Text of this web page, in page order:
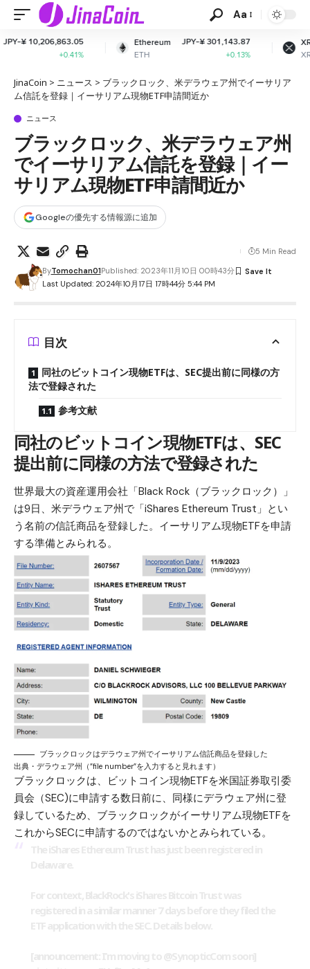
Aa
Ethereum
ETH
JPY-¥ 301,143.87
+0.13%
XRP
XRP
JPY-¥ 160.84
-2.17%
JinaCoin > ニュース > ブラックロック、米デラウェア州でイーサリア
ム信託を登録｜イーサリアム現物ETF申請間近か
ニュース
ブラックロック、米デラウェア州
でイーサリアム信託を登録｜イー
サリアム現物ETF申請間近か
Googleの優先する情報源に追加
Last Updated: 2024年10月17日 17時44分 5:44 PM
ByTomochan01Published: 2023年11月10日 00時43分
5 Min Read
目次
同社のビットコイン現物ETFは、SEC提出前に同様の方
法で登録された
参考文献
同社のビットコイン現物ETFは、SEC
提出前に同様の方法で登録された
世界最大の資産運用会社「Black Rock（ブラックロック）」
は9日、米デラウェア州で「iShares Ethereum Trust」とい
う名前の信託商品を登録した。イーサリアム現物ETFを申請
する準備とみられる。
ブラックロックはデラウェア州でイーサリアム信託商品を登録した
出典・ デラウェア州 （”file number”を入力すると見れます）
ブラックロックは、ビットコイン現物ETFを米国証券取引委
員会（SEC)に申請する数日前に、同様にデラウェア州に登
録しているため、ブラックロックがイーサリアム現物ETFを
これからSECに申請するのではないかとみられている。